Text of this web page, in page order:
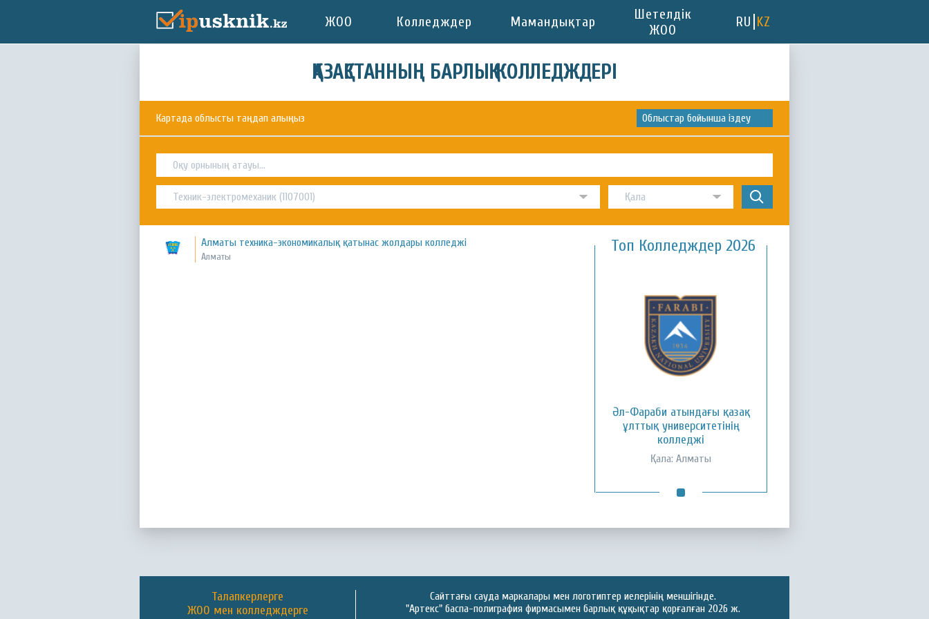
ЖОО Колледждер Мамандықтар
Шетелдік
ЖОО
RU KZ
ҚАЗАҚСТАННЫҢ БАРЛЫҚ КОЛЛЕДЖДЕРІ
Картада облысты таңдап алыңыз Облыстар бойынша іздеу
Алматы техника-экономикалық қатынас жолдары колледжі
Алматы
Топ Колледждер 2026
Әл-Фараби атындағы қазақ
ұлттық университетінің
колледжі
Қала: Алматы
Талапкерлерге
ЖОО мен колледждерге
Сайттағы сауда маркалары мен логотиптер иелерінің меншігінде.
"Артекс" баспа-полиграфия фирмасымен барлық құқықтар қорғалған 2026 ж.